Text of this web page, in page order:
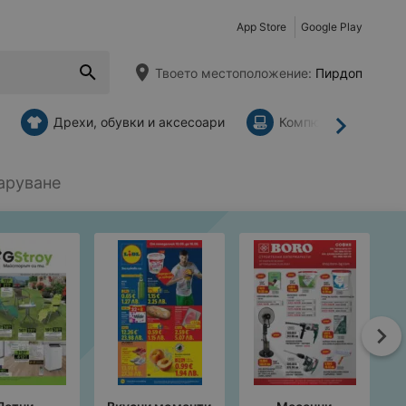
App Store Google Play
Твоето местоположение: Пирдоп
Напред
Дрехи, обувки и аксесоари Компютри и